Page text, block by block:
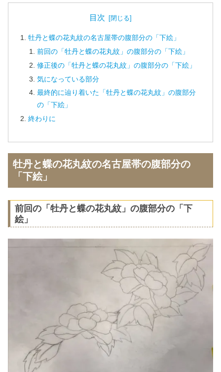
目次
牡丹と蝶の花丸紋の名古屋帯の腹部分の「下絵」
前回の「牡丹と蝶の花丸紋」の腹部分の「下絵」
修正後の「牡丹と蝶の花丸紋」の腹部分の「下絵」
気になっている部分
最終的に辿り着いた「牡丹と蝶の花丸紋」の腹部分
の「下絵」
終わりに
牡丹と蝶の花丸紋の名古屋帯の腹部分の
「下絵」
前回の「牡丹と蝶の花丸紋」の腹部分の「下
絵」